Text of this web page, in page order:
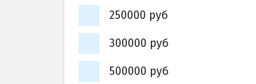
250000 руб
300000 руб
500000 руб